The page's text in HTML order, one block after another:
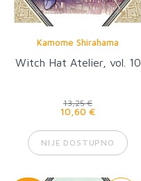
Kamome Shirahama
Witch Hat Atelier, vol. 10
13,25 €
10,60 €
NIJE DOSTUPNO